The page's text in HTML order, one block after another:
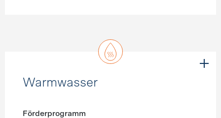
Warmwasser
Förderprogramm